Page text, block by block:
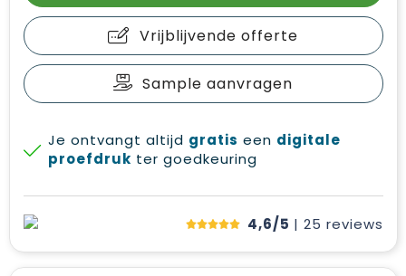
Vrijblijvende offerte
Sample aanvragen
Je ontvangt altijd gratis een digitale
proefdruk ter goedkeuring
4,6/5 | 25 reviews